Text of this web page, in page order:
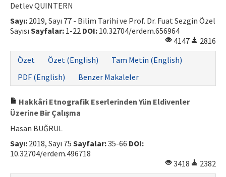
İletişim
ISSN: 1010-867X · e-ISSN: 2667-8713
Detlev QUINTERN
Sayı: 2019, Sayı 77 - Bilim Tarihi ve Prof. Dr. Fuat Sezgin Özel
Sayısı Sayfalar: 1-22 DOI: 10.32704/erdem.656964
4147
2816
Özet
Özet (English)
Tam Metin (English)
PDF (English)
Benzer Makaleler
Hakkâri Etnografik Eserlerinden Yün Eldivenler
Üzerine Bir Çalışma
Hasan BUĞRUL
Sayı: 2018, Sayı 75 Sayfalar:35-66 DOI:
10.32704/erdem.496718
3418
2382